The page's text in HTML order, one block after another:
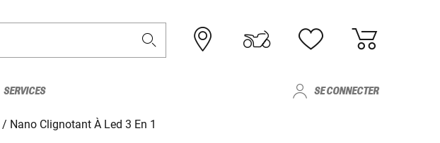
SERVICES SE CONNECTER
Nano Clignotant À Led 3 En 1